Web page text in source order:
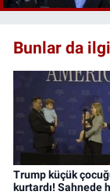
Bunlar da
Trump küçük
kurtardı! Sahnede